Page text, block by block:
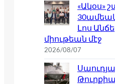
«Ակօս»
Լոս
միութեան մէջ
2026/08/07